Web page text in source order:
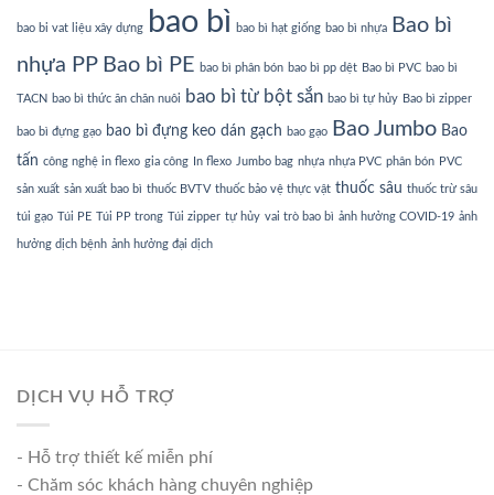
bao bi vat liệu xây dựng bao bì bao bì hạt giống bao bì nhựa
Bao bì
nhựa PP Bao bì PE bao bì phân bón bao bì pp dệt Bao bì PVC bao bì
TACN bao bì thức ăn chăn nuôi bao bì từ bột sắn bao bì tự hủy Bao bì zipper
bao bì đựng gạo bao bì đựng keo dán gạch bao gạo Bao Jumbo Bao
tấn công nghệ in flexo gia công In flexo Jumbo bag nhựa nhựa PVC phân bón PVC
sản xuất sản xuất bao bì thuốc BVTV thuốc bảo vệ thực vật thuốc sâu thuốc trừ sâu
túi gạo Túi PE Túi PP trong Túi zipper tự hủy vai trò bao bì ảnh hưởng COVID-19 ảnh
hưởng dịch bệnh ảnh hưởng đại dịch
DỊCH VỤ HỖ TRỢ
- Hỗ trợ thiết kế miễn phí
- Chăm sóc khách hàng chuyên nghiệp